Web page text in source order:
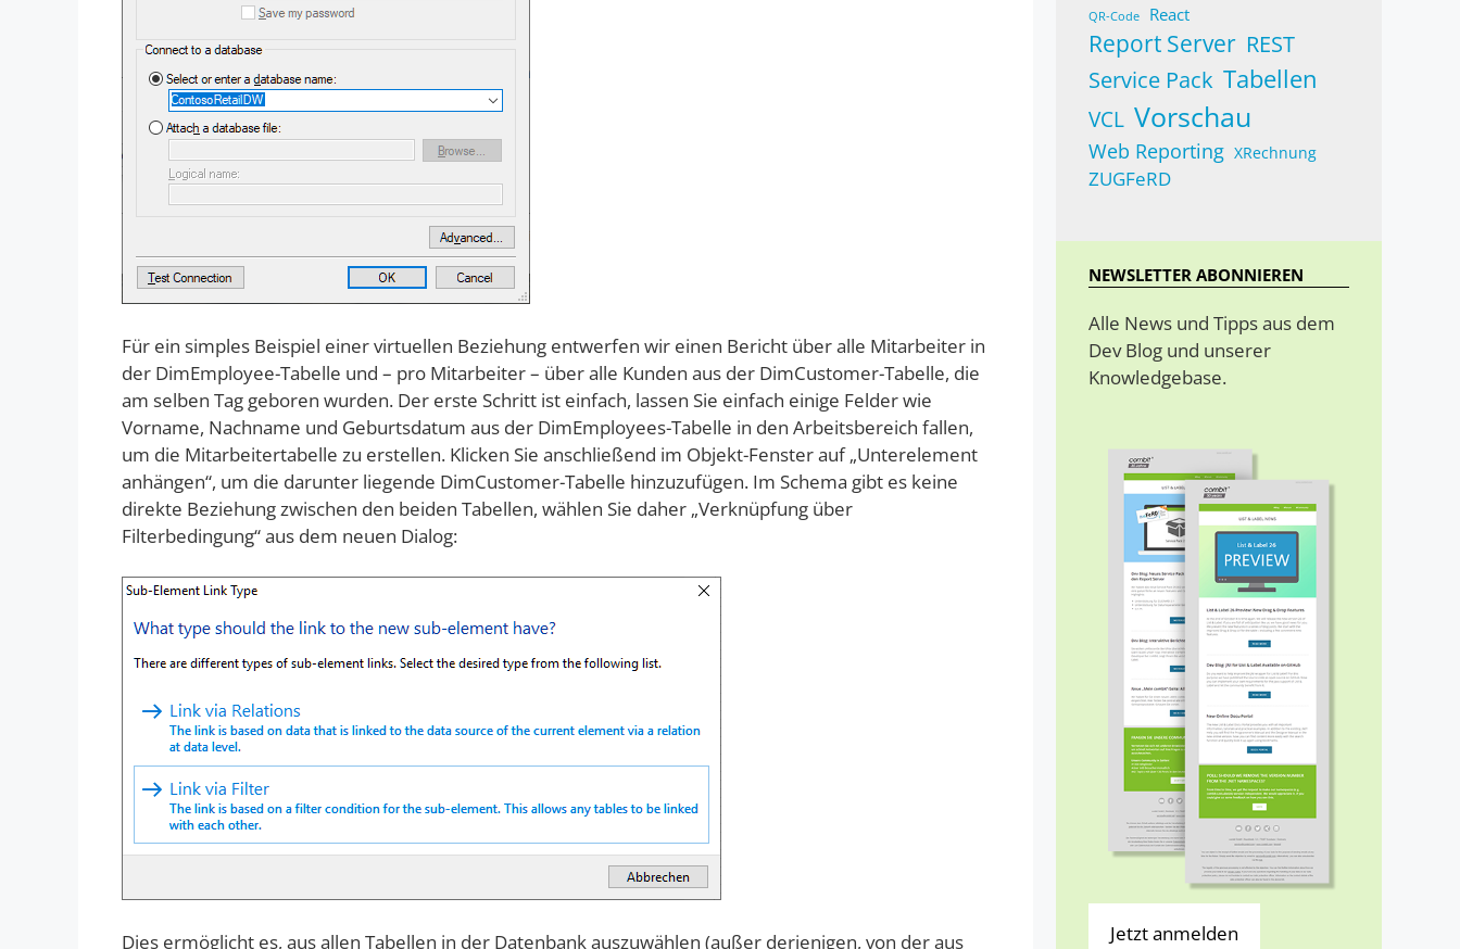
Für ein simples Beispiel einer virtuellen Beziehung entwerfen wir einen Bericht über alle Mitarbeiter in
der DimEmployee-Tabelle und – pro Mitarbeiter – über alle Kunden aus der DimCustomer-Tabelle, die
am selben Tag geboren wurden. Der erste Schritt ist einfach, lassen Sie einfach einige Felder wie
Vorname, Nachname und Geburtsdatum aus der DimEmployees-Tabelle in den Arbeitsbereich fallen,
um die Mitarbeitertabelle zu erstellen. Klicken Sie anschließend im Objekt-Fenster auf „Unterelement
anhängen“, um die darunter liegende DimCustomer-Tabelle hinzuzufügen. Im Schema gibt es keine
direkte Beziehung zwischen den beiden Tabellen, wählen Sie daher „Verknüpfung über
Filterbedingung“ aus dem neuen Dialog:
Dies ermöglicht es, aus allen Tabellen in der Datenbank auszuwählen (außer derjenigen, von der aus
QR-Code React
Report Server REST
Service Pack Tabellen
VCL Vorschau
Web Reporting XRechnung
ZUGFeRD
NEWSLETTER ABONNIEREN
Alle News und Tipps aus dem
Dev Blog und unserer
Knowledgebase.
Jetzt anmelden